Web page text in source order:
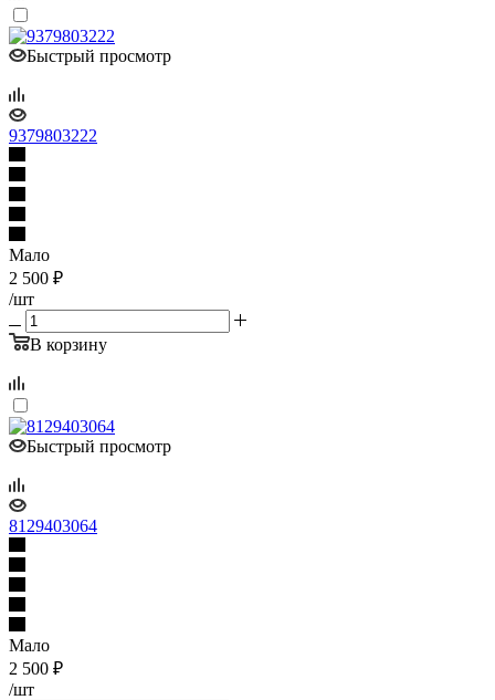
Быстрый просмотр
9379803222
Мало
2 500 ₽
/шт
В корзину
Быстрый просмотр
8129403064
Мало
2 500 ₽
/шт